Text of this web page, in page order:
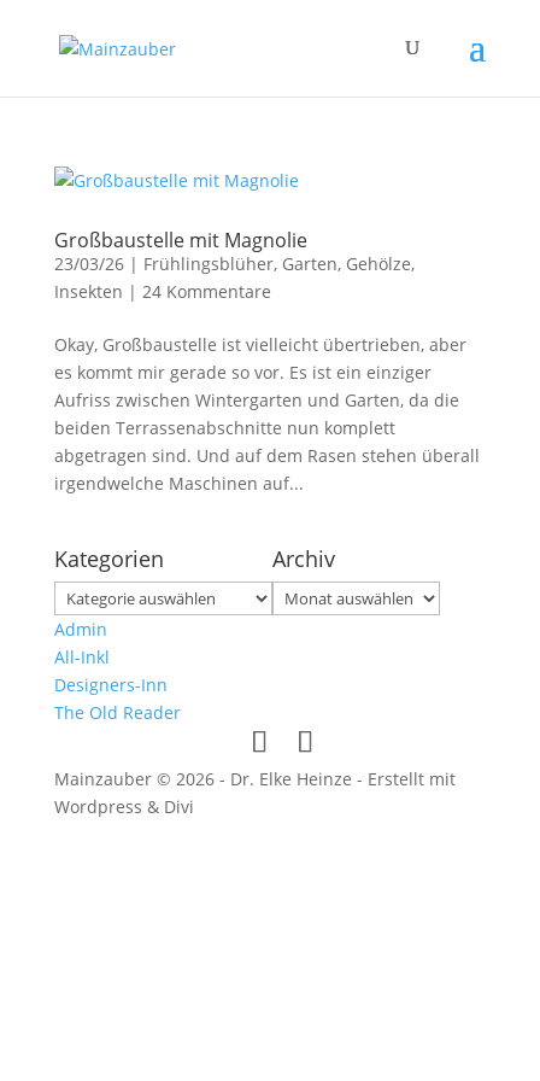
Großbaustelle mit Magnolie
23/03/26| Frühlingsblüher, Garten, Gehölze,
Insekten | 24 Kommentare
Okay, Großbaustelle ist vielleicht übertrieben, aber
es kommt mir gerade so vor. Es ist ein einziger
Aufriss zwischen Wintergarten und Garten, da die
beiden Terrassenabschnitte nun komplett
abgetragen sind. Und auf dem Rasen stehen überall
irgendwelche Maschinen auf...
Kategorien
Kategorien
Archiv
Archiv
Admin
All-Inkl
Designers-Inn
The Old Reader
Mainzauber © 2026 - Dr. Elke Heinze - Erstellt mit
Wordpress & Divi